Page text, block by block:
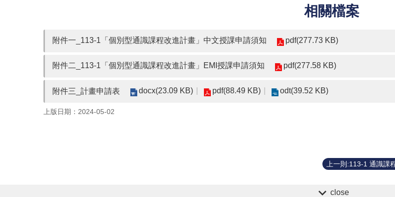
相關檔案
附件一_113-1「個別型通識課程改進計畫」中文授課申請須知 pdf(277.73 KB)
附件二_113-1「個別型通識課程改進計畫」EMI授課申請須知 pdf(277.58 KB)
附件三_計畫申請表 docx(23.09 KB) pdf(88.49 KB) odt(39.52 KB)
上版日期：2024-05-02
close